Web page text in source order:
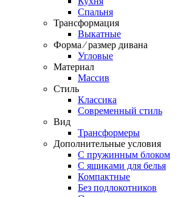
Спальня
Трансформация
Выкатные
Форма ⁄ размер дивана
Угловые
Материал
Массив
Стиль
Классика
Современный стиль
Вид
Трансформеры
Дополнительные условия
С пружинным блоком
С ящиками для белья
Компактные
Без подлокотников